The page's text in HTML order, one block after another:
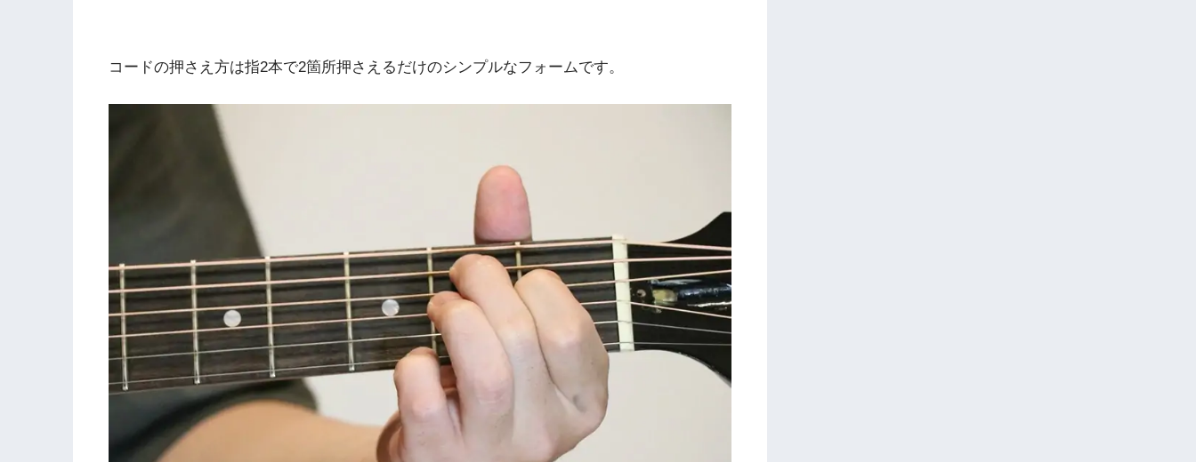
コードの押さえ方は指2本で2箇所押さえるだけのシンプルなフォームです。